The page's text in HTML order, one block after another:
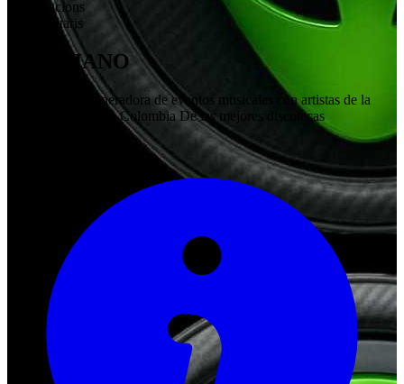
Valoracions
Comentaris
MARCIANO
Organización generadora de eventos musicales con artistas de la
ciudad de Medellín Colombia De las mejores discotecas